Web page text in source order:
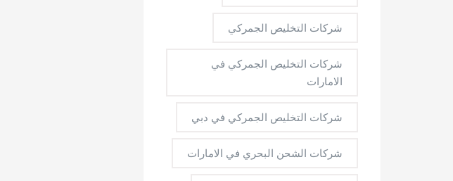
شركات التخليص الجمركي
شركات التخليص الجمركي في
الامارات
شركات التخليص الجمركي في دبي
شركات الشحن البحري في الامارات